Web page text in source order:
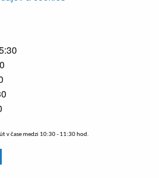
v čase medzi 10:30 - 11:30 hod.